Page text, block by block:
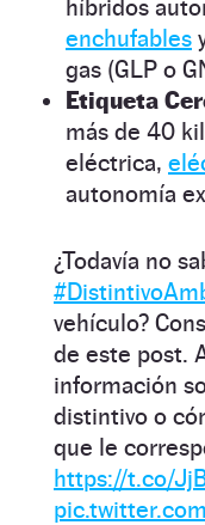
híbridos
enchufables
gas (GLP o
Etiqueta
más de 40
eléctrica,
autonomía
¿Todavía no
vehículo?
de este post.
información
distintivo o
que le
https://t.co/